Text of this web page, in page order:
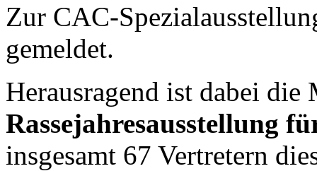
Zur CAC-
gemeldet.
Herausragend ist dabei die
Rassejahresausstellung
insgesamt 67 Vertretern